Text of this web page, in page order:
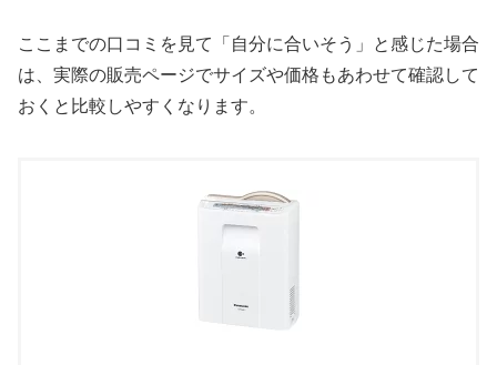
ここまでの口コミを見て「自分に合いそう」と感じた場合
は、実際の販売ページでサイズや価格もあわせて確認して
おくと比較しやすくなります。